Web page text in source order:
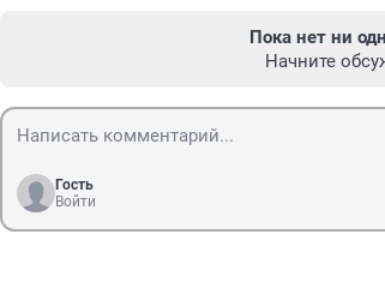
Пока нет ни
Начните
Гость
Войти